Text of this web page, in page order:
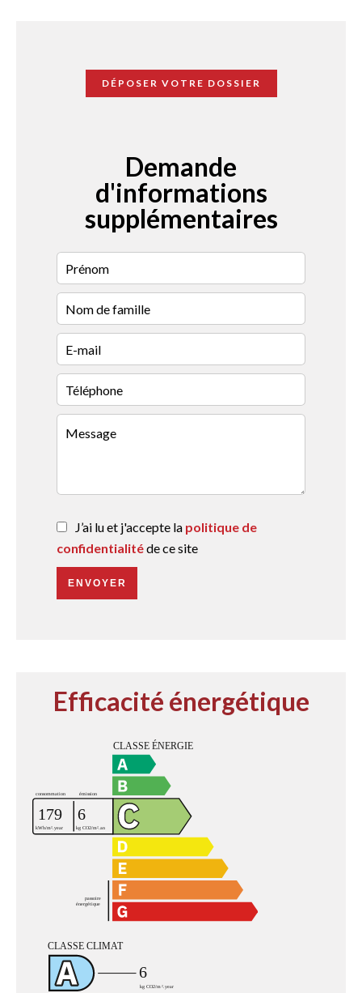
DÉPOSER VOTRE DOSSIER
Demande
d'informations
supplémentaires
J’ai lu et j'accepte la politique de
confidentialitéde ce site
ENVOYER
Efficacité énergétique